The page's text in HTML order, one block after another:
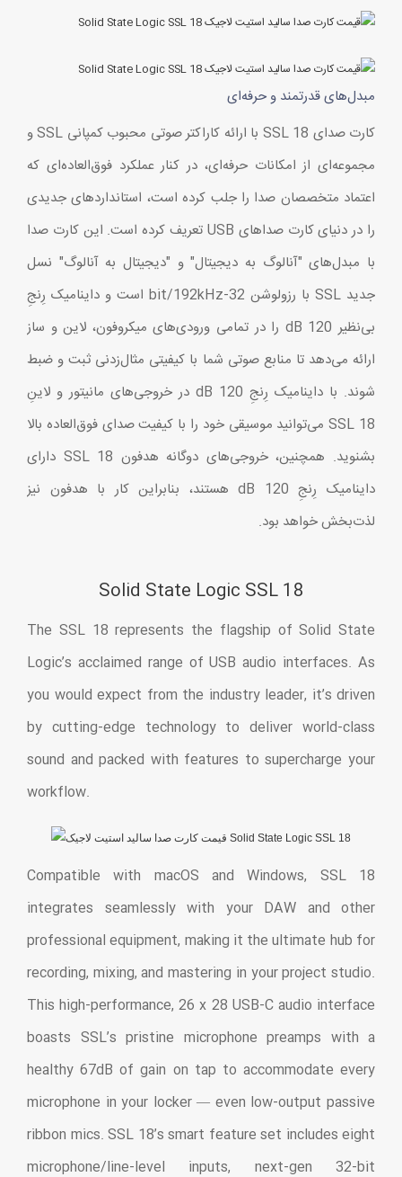
مبدل‌های قدرتمند و حرفه‌ای
کارت صدای SSL 18 با ارائه کاراکتر صوتی محبوب کمپانی SSL و
مجموعه‌ای از امکانات حرفه‌ای، در کنار عملکرد فوق‌العاده‌ای که
اعتماد متخصصان صدا را جلب کرده است، استانداردهای جدیدی
را در دنیای کارت صداهای USB تعریف کرده است. این کارت صدا
با مبدل‌های "آنالوگ به دیجیتال" و "دیجیتال به آنالوگ" نسل
جدید SSL با رزولوشن 32-bit/192kHz است و داینامیک رِنجِ
بی‌نظیر 120 dB را در تمامی ورودی‌های میکروفون، لاین و ساز
ارائه می‌دهد تا منابع صوتی شما با کیفیتی مثال‌زدنی ثبت و ضبط
شوند. با داینامیک رِنجِ 120 dB در خروجی‌های مانیتور و لاینِ
SSL 18 می‌توانید موسیقی خود را با کیفیت صدای فوق‌العاده بالا
بشنوید. همچنین، خروجی‌های دوگانه هدفون SSL 18 دارای
داینامیک رِنجِ 120 dB هستند، بنابراین کار با هدفون نیز
لذت‌بخش خواهد بود.
Solid State Logic SSL 18
The SSL 18 represents the flagship of Solid State
Logic’s acclaimed range of USB audio interfaces. As
you would expect from the industry leader, it’s driven
by cutting-edge technology to deliver world-class
sound and packed with features to supercharge your
workflow.
Compatible with macOS and Windows, SSL 18
integrates seamlessly with your DAW and other
professional equipment, making it the ultimate hub for
recording, mixing, and mastering in your project studio.
This high-performance, 26 x 28 USB-C audio interface
boasts SSL’s pristine microphone preamps with a
healthy 67dB of gain on tap to accommodate every
microphone in your locker — even low-output passive
ribbon mics. SSL 18’s smart feature set includes eight
microphone/line-level inputs, next-gen 32-bit